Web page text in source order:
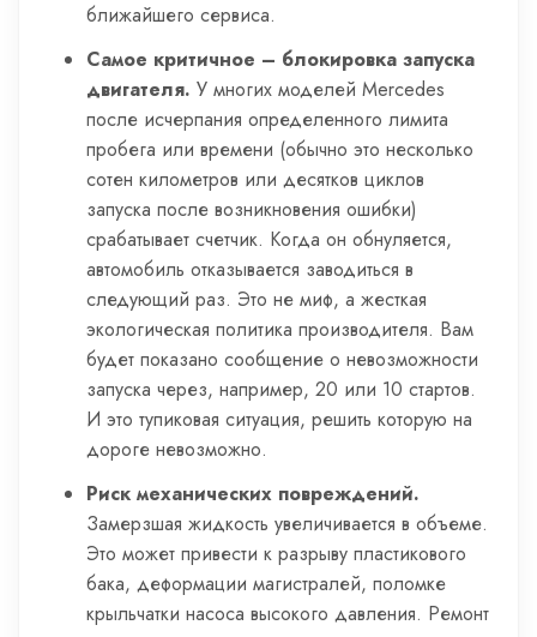
ближайшего сервиса.
Самое критичное – блокировка запуска
двигателя. У многих моделей Mercedes
после исчерпания определенного лимита
пробега или времени (обычно это несколько
сотен километров или десятков циклов
запуска после возникновения ошибки)
срабатывает счетчик. Когда он обнуляется,
автомобиль отказывается заводиться в
следующий раз. Это не миф, а жесткая
экологическая политика производителя. Вам
будет показано сообщение о невозможности
запуска через, например, 20 или 10 стартов.
И это тупиковая ситуация, решить которую на
дороге невозможно.
Риск механических повреждений.
Замерзшая жидкость увеличивается в объеме.
Это может привести к разрыву пластикового
бака, деформации магистралей, поломке
крыльчатки насоса высокого давления. Ремонт